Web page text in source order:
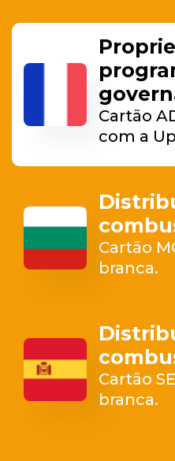
Cartão
com a
Cartão
branca.
Cartão
branca.